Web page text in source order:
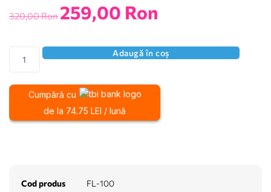
320,00Ron 259,00 Ron
Adaugă în coș
Cumpără cu
de la 74.75 LEI / lună
Cod produs
FL-100